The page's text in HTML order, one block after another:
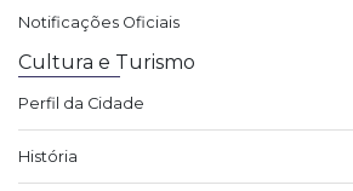
Notificações Oficiais
Cultura e Turismo
Perfil da Cidade
História